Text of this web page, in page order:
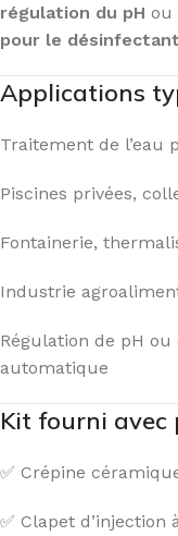
régulation du pH ou
pour le désinfectant
Applications
Traitement de l’eau
Piscines privées,
Fontainerie,
Industrie
Régulation de pH
automatique
Kit fourni avec
✅ Crépine
✅ Clapet d’injection